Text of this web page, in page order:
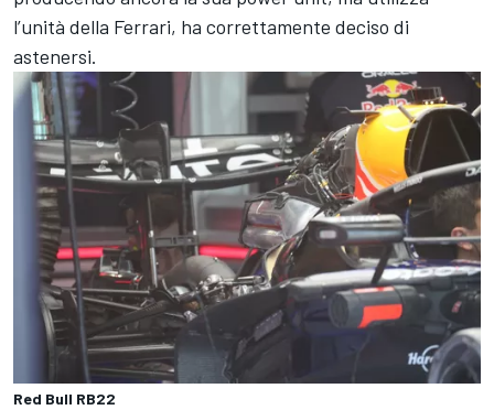
l’unità della Ferrari, ha correttamente deciso di
astenersi.
Red Bull RB22